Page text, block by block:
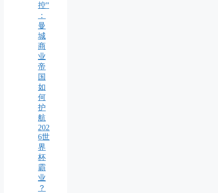
控”
：
曼
城
商
业
帝
国
如
何
护
航
202
6世
界
杯
霸
业
？